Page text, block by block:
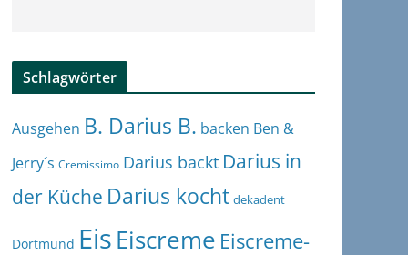
Schlagwörter
Ausgehen B. Darius B. backen Ben &
Jerry´s Cremissimo Darius backt Darius in
der Küche Darius kocht dekadent
Dortmund EisEiscreme Eiscreme-